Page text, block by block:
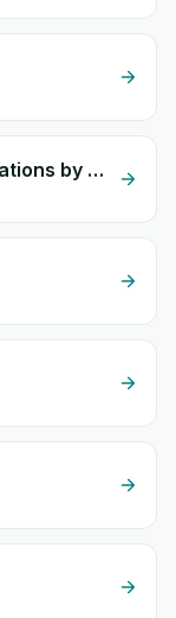
Shopify + Email Notifications by eGrow